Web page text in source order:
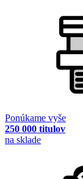
Ponúkame vyše
250 000 titulov
na sklade